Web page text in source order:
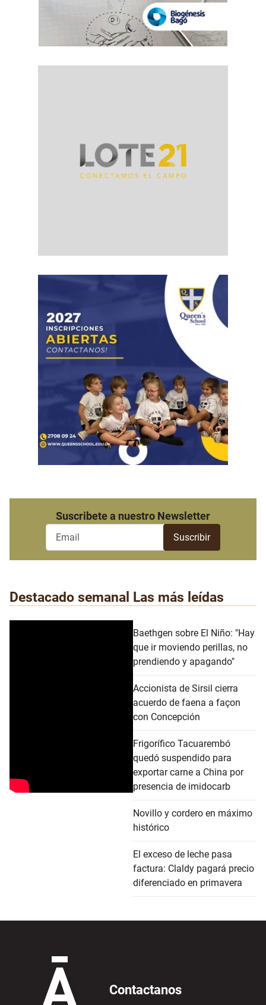
Suscribete a nuestro Newsletter
Destacado semanal Las más leídas
Baethgen sobre El Niño: "Hay
que ir moviendo perillas, no
prendiendo y apagando"
Accionista de Sirsil cierra
acuerdo de faena a façon
con Concepción
Frigorífico Tacuarembó
quedó suspendido para
exportar carne a China por
presencia de imidocarb
Novillo y cordero en máximo
histórico
El exceso de leche pasa
factura: Claldy pagará precio
diferenciado en primavera
Contactanos